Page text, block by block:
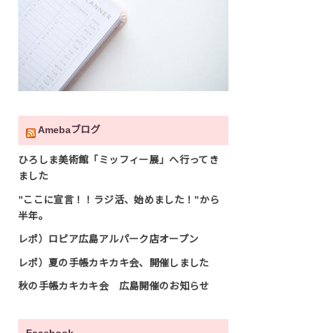
Amebaブログ
ひろしま美術館「ミッフィー展」へ行ってき
ました
”ここに宣言！！ラジ活、始めました！”から
半年。
レポ）ロピア広島アルパーク店オープン
レポ）夏の手帳カキカキ会、開催しました
秋の手帳カキカキ会 広島開催のお知らせ